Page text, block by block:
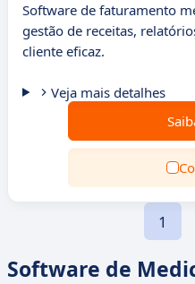
Software de faturamento
gestão de receitas,
cliente eficaz.
Veja mais detalhes
1
Software de